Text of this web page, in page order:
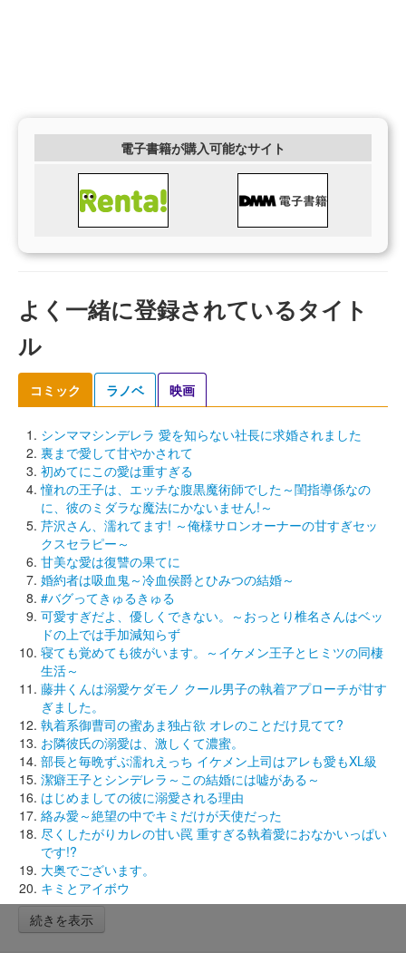
電子書籍が購入可能なサイト
よく一緒に登録されているタイト
ル
コミック ラノベ 映画
シンママシンデレラ 愛を知らない社長に求婚されました
裏まで愛して甘やかされて
初めてにこの愛は重すぎる
憧れの王子は、エッチな腹黒魔術師でした～閨指導係なの
に、彼のミダラな魔法にかないません!～
芹沢さん、濡れてます! ～俺様サロンオーナーの甘すぎセッ
クスセラピー～
甘美な愛は復讐の果てに
婚約者は吸血鬼～冷血侯爵とひみつの結婚～
#バグってきゅるきゅる
可愛すぎだよ、優しくできない。～おっとり椎名さんはベッ
ドの上では手加減知らず
寝ても覚めても彼がいます。～イケメン王子とヒミツの同棲
生活～
藤井くんは溺愛ケダモノ クール男子の執着アプローチが甘す
ぎました。
執着系御曹司の蜜あま独占欲 オレのことだけ見てて?
お隣彼氏の溺愛は、激しくて濃蜜。
部長と毎晩ずぶ濡れえっち イケメン上司はアレも愛もXL級
潔癖王子とシンデレラ～この結婚には嘘がある～
はじめましての彼に溺愛される理由
絡み愛～絶望の中でキミだけが天使だった
尽くしたがりカレの甘い罠 重すぎる執着愛におなかいっぱい
です!?
大奥でございます。
キミとアイボウ
続きを表示